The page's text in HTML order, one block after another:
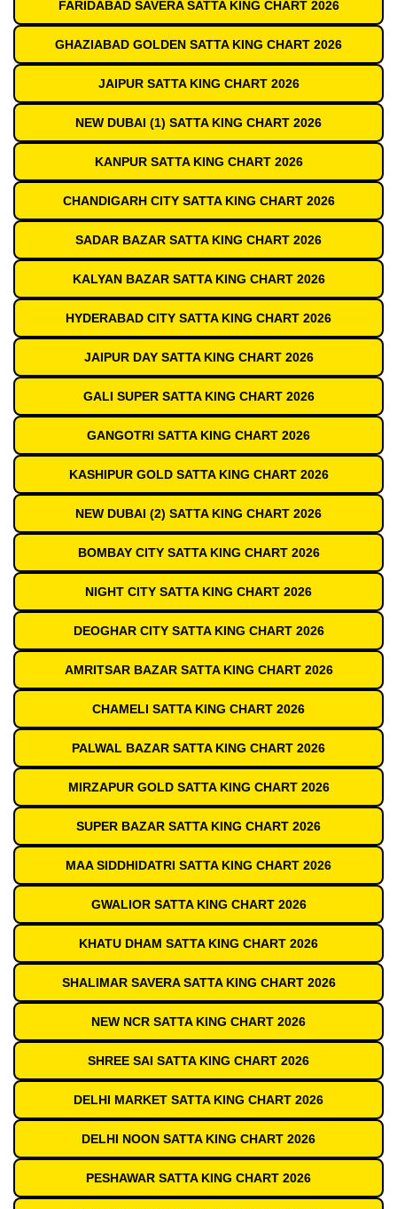
FARIDABAD SAVERA SATTA KING CHART 2026
GHAZIABAD GOLDEN SATTA KING CHART 2026
JAIPUR SATTA KING CHART 2026
NEW DUBAI (1) SATTA KING CHART 2026
KANPUR SATTA KING CHART 2026
CHANDIGARH CITY SATTA KING CHART 2026
SADAR BAZAR SATTA KING CHART 2026
KALYAN BAZAR SATTA KING CHART 2026
HYDERABAD CITY SATTA KING CHART 2026
JAIPUR DAY SATTA KING CHART 2026
GALI SUPER SATTA KING CHART 2026
GANGOTRI SATTA KING CHART 2026
KASHIPUR GOLD SATTA KING CHART 2026
NEW DUBAI (2) SATTA KING CHART 2026
BOMBAY CITY SATTA KING CHART 2026
NIGHT CITY SATTA KING CHART 2026
DEOGHAR CITY SATTA KING CHART 2026
AMRITSAR BAZAR SATTA KING CHART 2026
CHAMELI SATTA KING CHART 2026
PALWAL BAZAR SATTA KING CHART 2026
MIRZAPUR GOLD SATTA KING CHART 2026
SUPER BAZAR SATTA KING CHART 2026
MAA SIDDHIDATRI SATTA KING CHART 2026
GWALIOR SATTA KING CHART 2026
KHATU DHAM SATTA KING CHART 2026
SHALIMAR SAVERA SATTA KING CHART 2026
NEW NCR SATTA KING CHART 2026
SHREE SAI SATTA KING CHART 2026
DELHI MARKET SATTA KING CHART 2026
DELHI NOON SATTA KING CHART 2026
PESHAWAR SATTA KING CHART 2026